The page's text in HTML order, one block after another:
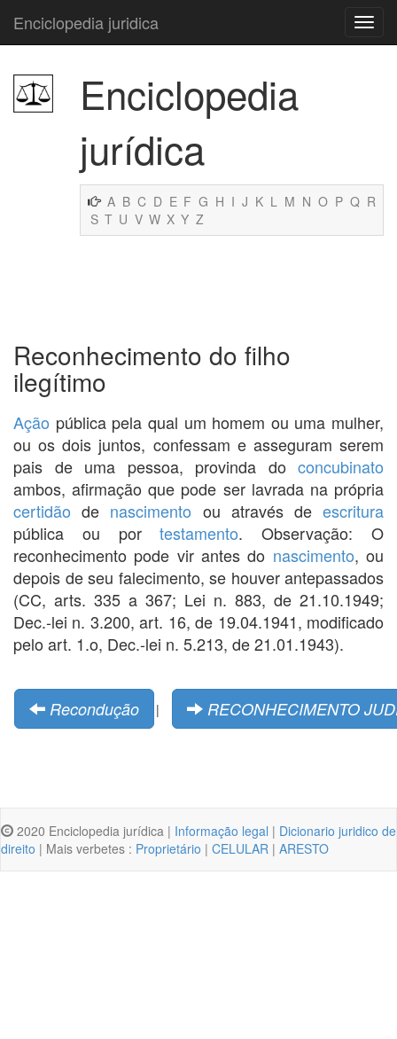
Enciclopedia juridica
Enciclopedia
jurídica
A B C D E F G H I J K L M N O P Q R
S T U V W X Y Z
Reconhecimento do filho
ilegítimo
Ação pública pela qual um homem ou uma mulher,
ou os dois juntos, confessam e asseguram serem
pais de uma pessoa, provinda do concubinato
ambos, afirmação que pode ser lavrada na própria
certidão de nascimento ou através deescritura
pública ou portestamento. Observação: O
reconhecimento pode vir antes do nascimento, ou
depois de seu falecimento, se houver antepassados
(CC, arts. 335 a 367; Lei n. 883, de 21.10.1949;
Dec.-lei n. 3.200, art. 16, de 19.04.1941, modificado
pelo art. 1.o, Dec.-lei n. 5.213, de 21.01.1943).
Recondução | RECONHECIMENTO
2020 Enciclopedia jurídica | Informação legal | Dicionario juridico de
direito | Mais verbetes : Proprietário | CELULAR | ARESTO